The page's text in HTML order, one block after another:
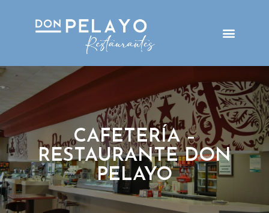
CAFETERÍA –
RESTAURANTE DON
PELAYO